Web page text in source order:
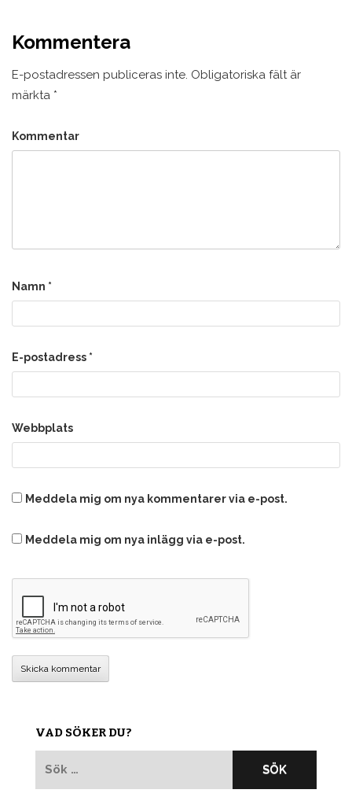
Kommentera
E-postadressen publiceras inte. Obligatoriska fält är
märkta *
Kommentar
Namn *
E-postadress *
Webbplats
Meddela mig om nya kommentarer via e-post.
Meddela mig om nya inlägg via e-post.
VAD SÖKER DU?